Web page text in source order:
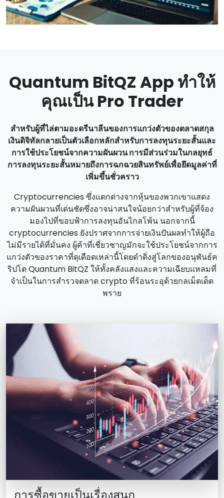
Quantum BitQZ App ทําให้
คุณเป็น Pro Trader
สําหรับผู้ที่ไล่ตามอะดรีนาลีนของการแกว่งตัวของตลาดสกุล
เงินดิจิทัลกลายเป็นตัวเลือกหลักสําหรับการลงทุนระยะสั้นและ
การใช้ประโยชน์จากความผันผวน การมีส่วนร่วมในกลยุทธ์
การลงทุนระยะสั้นหมายถึงการฉกฉวยสินทรัพย์เพื่อยึดมูลค่าที่
เพิ่มขึ้นชั่วคราว
Cryptocurrencies ซึ่งแตกต่างจากหุ้นของพวกเขาแสดง
ความผันผวนที่เด่นชัดซึ่งอาจน่าสนใจน้อยกว่าสําหรับผู้ที่จ้อง
มองไปที่ขอบฟ้าการลงทุนอันไกลโพ้น นอกจากนี้
cryptocurrencies ยังปราศจากการจ่ายเงินปันผลทําให้ผู้ถือ
ไม่มีรายได้ที่มั่นคง ผู้ค้าที่เชี่ยวชาญมักจะใช้ประโยชน์จากการ
แกว่งตัวของราคาที่ดุเดือดเหล่านี้โดยดําดิ่งสู่โลกของอนุพันธ์ค
ริปโต Quantum BitQZ ให้ทั้งคลังแสงและความเฉียบแหลมที่
จําเป็นในการสํารวจตลาด crypto ที่ร้อนระอุด้วยกลเม็ดเด็ด
พราย
การซื้อขายเป็นเรื่องสนุก